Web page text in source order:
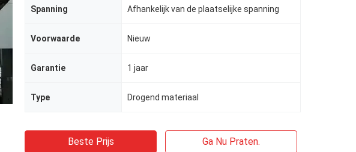
Spanning Afhankelijk van de plaatselijke spanning
Voorwaarde Nieuw
Garantie 1 jaar
Type Drogend materiaal
Beste Prijs Ga Nu Praten.